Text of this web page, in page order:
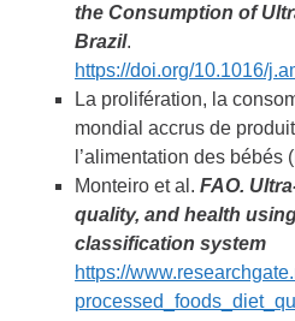
the Consumption of
Brazil.
https://doi.org/10.1016/
La prolifération, la
mondial accrus de
l’alimentation des bébés
Monteiro et al.FAO.
quality, and health
classification system
https://